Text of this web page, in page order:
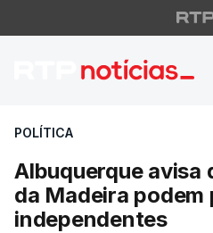
POLÍTICA
Albuquerque avisa
da Madeira podem
independentes